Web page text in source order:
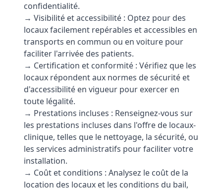
confidentialité.
→ Visibilité et accessibilité : Optez pour des
locaux facilement repérables et accessibles en
transports en commun ou en voiture pour
faciliter l'arrivée des patients.
→ Certification et conformité : Vérifiez que les
locaux répondent aux normes de sécurité et
d'accessibilité en vigueur pour exercer en
toute légalité.
→ Prestations incluses : Renseignez-vous sur
les prestations incluses dans l'offre de locaux-
clinique, telles que le nettoyage, la sécurité, ou
les services administratifs pour faciliter votre
installation.
→ Coût et conditions : Analysez le coût de la
location des locaux et les conditions du bail,